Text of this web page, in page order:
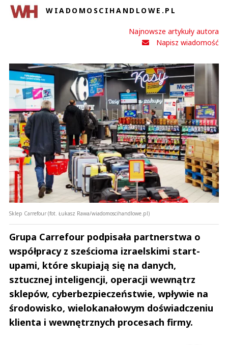
WIADOMOSCIHANDLOWE.PL
Najnowsze artykuły autora
Napisz wiadomość
Sklep Carrefour (fot. Łukasz Rawa/wiadomoscihandlowe.pl)
Grupa Carrefour podpisała partnerstwa o
współpracy z sześcioma izraelskimi start-
upami, które skupiają się na danych,
sztucznej inteligencji, operacji wewnątrz
sklepów, cyberbezpieczeństwie, wpływie na
środowisko, wielokanałowym doświadczeniu
klienta i wewnętrznych procesach firmy.